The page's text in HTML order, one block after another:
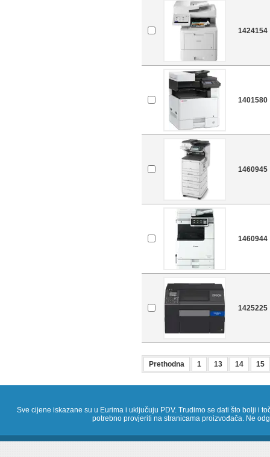
1424154
1401580
1460945
1460944
1425225
Prethodna 1 13 14 15
Sve cijene iskazane su u Eurima i uključuju PDV. Trudimo se dati što bolji i
potrebno provjeriti na stranicama proizvođača. Ne